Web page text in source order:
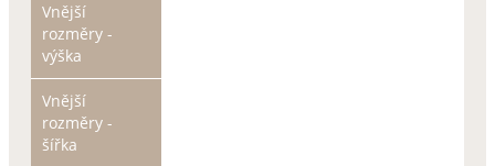
Vnější
rozměry -
výška
Vnější
rozměry -
šířka